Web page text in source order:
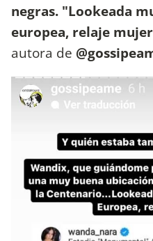
negras. "Lookeada
europea, relaje
autora de